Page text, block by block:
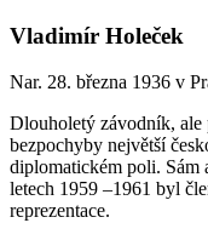
Vladimír Holeček
Nar. 28. března 1936 v
Dlouholetý závodník,
bezpochyby největší
diplomatickém poli. Sám
letech 1959 –1961 byl
reprezentace.